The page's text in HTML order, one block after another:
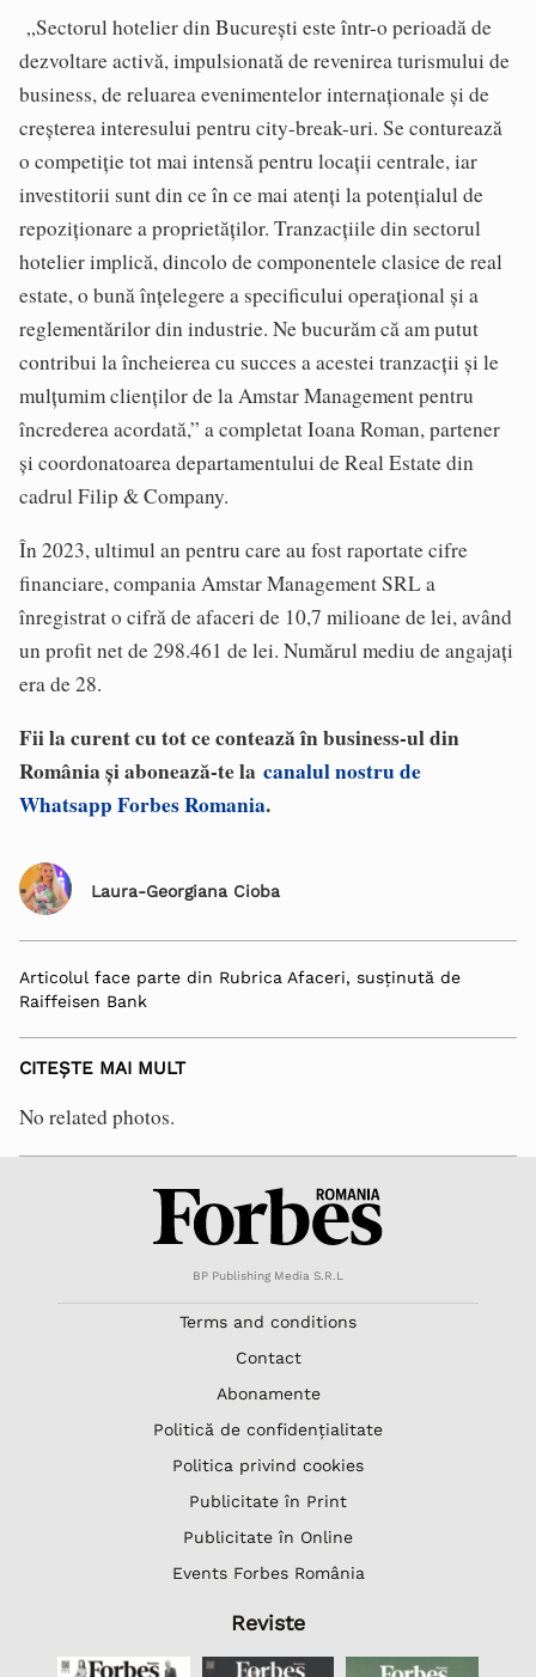
„Sectorul hotelier din București este într-o perioadă de
dezvoltare activă, impulsionată de revenirea turismului de
business, de reluarea evenimentelor internaționale și de
creșterea interesului pentru city-break-uri. Se conturează
o competiție tot mai intensă pentru locații centrale, iar
investitorii sunt din ce în ce mai atenți la potențialul de
repoziționare a proprietăților. Tranzacțiile din sectorul
hotelier implică, dincolo de componentele clasice de real
estate, o bună înțelegere a specificului operațional și a
reglementărilor din industrie. Ne bucurăm că am putut
contribui la încheierea cu succes a acestei tranzacții și le
mulțumim clienților de la Amstar Management pentru
încrederea acordată,” a completat Ioana Roman, partener
și coordonatoarea departamentului de Real Estate din
cadrul Filip & Company.
În 2023, ultimul an pentru care au fost raportate cifre
financiare, compania Amstar Management SRL a
înregistrat o cifră de afaceri de 10,7 milioane de lei, având
un profit net de 298.461 de lei. Numărul mediu de angajați
era de 28.
Fii la curent cu tot ce contează în business-ul din
România și abonează-te la canalul nostru de
Whatsapp Forbes Romania.
Laura-Georgiana Cioba
Articolul face parte din Rubrica Afaceri, susținută de
Raiffeisen Bank
CITEȘTE MAI MULT
No related photos.
BP Publishing Media S.R.L
Terms and conditions
Contact
Abonamente
Politică de confidențialitate
Politica privind cookies
Publicitate în Print
Publicitate în Online
Events Forbes România
Reviste